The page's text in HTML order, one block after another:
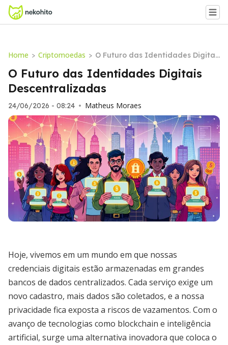
Home > Criptomoedas > O Futuro das Identidades Digitai
s Descentralizadas
O Futuro das Identidades Digitais
Descentralizadas
24/06/2026 - 08:24 • Matheus Moraes
Hoje, vivemos em um mundo em que nossas
credenciais digitais estão armazenadas em grandes
bancos de dados centralizados. Cada serviço exige um
novo cadastro, mais dados são coletados, e a nossa
privacidade fica exposta a riscos de vazamentos. Com o
avanço de tecnologias como blockchain e inteligência
artificial, surge uma alternativa inovadora que coloca o